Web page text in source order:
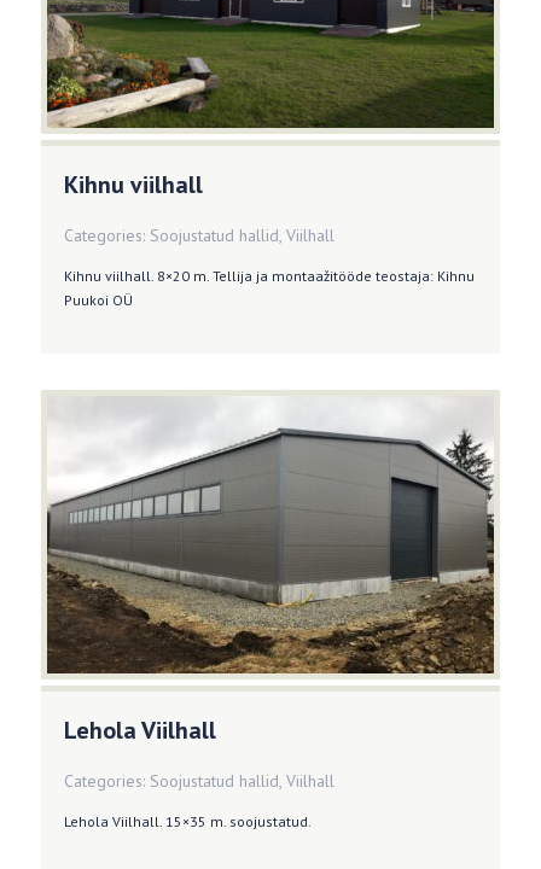
Kihnu viilhall
Categories: Soojustatud hallid, Viilhall
Kihnu viilhall. 8×20 m. Tellija ja montaažitööde teostaja: Kihnu
Puukoi OÜ
Lehola Viilhall
Categories: Soojustatud hallid, Viilhall
Lehola Viilhall. 15×35 m. soojustatud.